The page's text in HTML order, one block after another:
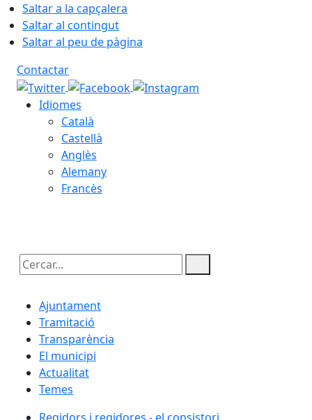
Saltar a la capçalera
Saltar al contingut
Saltar al peu de pàgina
Contactar
Idiomes
Català
Castellà
Anglès
Alemany
Francès
Cercar:
Ajuntament
Tramitació
Transparència
El municipi
Actualitat
Temes